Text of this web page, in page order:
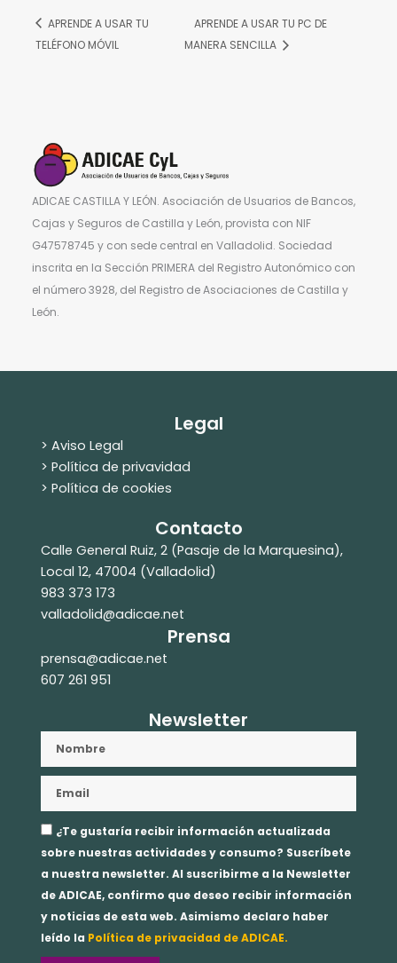
APRENDE A USAR TU
TELÉFONO MÓVIL
APRENDE A USAR TU PC DE
MANERA SENCILLA
ADICAE CASTILLA Y LEÓN. Asociación de Usuarios de Bancos,
Cajas y Seguros de Castilla y León, provista con NIF
G47578745 y con sede central en Valladolid. Sociedad
inscrita en la Sección PRIMERA del Registro Autonómico con
el número 3928, del Registro de Asociaciones de Castilla y
León.
Legal
> Aviso Legal
> Política de privavidad
> Política de cookies
Contacto
Calle General Ruiz, 2 (Pasaje de la Marquesina),
Local 12, 47004 (Valladolid)
983 373 173
valladolid@adicae.net
Prensa
prensa@adicae.net
607 261 951
Newsletter
Aceptación
privacidad
¿Te gustaría recibir información actualizada
sobre nuestras actividades y consumo? Suscríbete
a nuestra newsletter. Al suscribirme a la Newsletter
de ADICAE, confirmo que deseo recibir información
y noticias de esta web. Asimismo declaro haber
leído la Política de privacidad de ADICAE.